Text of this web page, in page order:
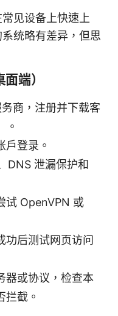
见设备上快速上
统略有差异，但思
端）
商，注册并下载客
。
户登录。
DNS 泄漏保护和
试 OpenVPN 或
功后测试网页访问
器或协议，检查本
拦截。